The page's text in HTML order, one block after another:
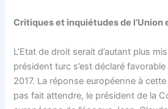
Critiques et inquiétudes de l’Union
L’Etat de droit serait d’autant plus
président turc s’est déclaré
2017. La réponse européenne à
pas fait attendre, le président de la